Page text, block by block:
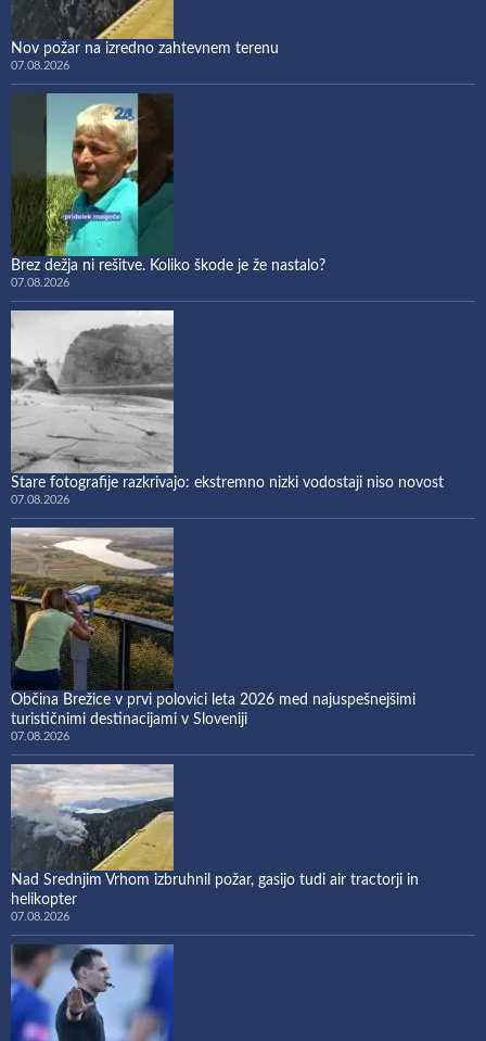
Nov požar na izredno zahtevnem terenu
07.08.2026
Brez dežja ni rešitve. Koliko škode je že nastalo?
07.08.2026
Stare fotografije razkrivajo: ekstremno nizki vodostaji niso novost
07.08.2026
Občina Brežice v prvi polovici leta 2026 med najuspešnejšimi
turističnimi destinacijami v Sloveniji
07.08.2026
Nad Srednjim Vrhom izbruhnil požar, gasijo tudi air tractorji in
helikopter
07.08.2026